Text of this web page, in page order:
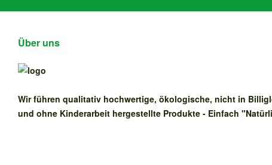
Über uns
Wir führen qualitativ hochwertige, ökologische, nicht in
und ohne Kinderarbeit hergestellte Produkte - Einfach